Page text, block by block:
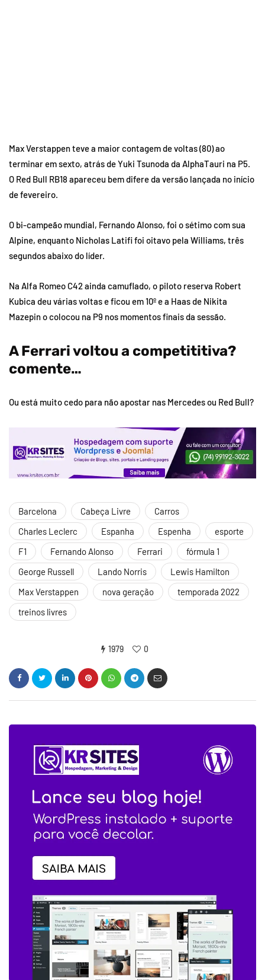
Max Verstappen teve a maior contagem de voltas (80) ao
terminar em sexto, atrás de Yuki Tsunoda da AlphaTauri na P5.
O Red Bull RB18 apareceu bem difere da versão lançada no início
de fevereiro.
O bi-campeão mundial, Fernando Alonso, foi o sétimo com sua
Alpine, enquanto Nicholas Latifi foi oitavo pela Williams, três
segundos abaixo do líder.
Na Alfa Romeo C42 ainda camuflado, o piloto reserva Robert
Kubica deu várias voltas e ficou em 10º e a Haas de Nikita
Mazepin o colocou na P9 nos momentos finais da sessão.
A Ferrari voltou a competititiva?
comente…
Ou está muito cedo para não apostar nas Mercedes ou Red Bull?
Barcelona Cabeça Livre
Carros
Charles Leclerc
Espanha Espenha
esporte
F1
Fernando Alonso Ferrari
fórmula 1
George Russell
Lando Norris
Lewis Hamilton
Max Verstappen
nova geração
temporada 2022
treinos livres
1979 0